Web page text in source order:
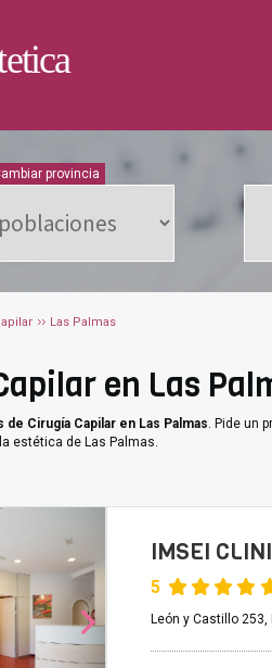
provincia
Las Palmas
en Las
de Cirugía Capilar en Las Palmas. Pide un
estética de Las Palmas.
IMSEI
5
León y Castillo